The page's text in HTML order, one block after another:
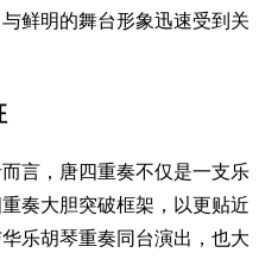
鲜明的舞台形象迅速受到关
言，唐四重奏不仅是一支乐
奏大胆突破框架，以更贴近
乐胡琴重奏同台演出，也大